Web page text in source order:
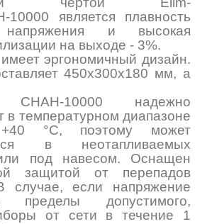
является плавность
напряжения и высокая
на выходе - 3%.
эргономичный дизайн.
450х300х180 мм, а
СНАН-10000 надежно
в температурном диапазоне
°C, поэтому может
в неотапливаемых
под навесом. Оснащен
защитой от перепадов
случае, если напряжение
допустимого,
от сети в течение 1